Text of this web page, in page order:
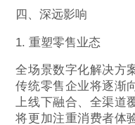
四、深远影响
1. 重塑零售业态
全场景数字化解决方
传统零售企业将逐渐
上线下融合、全渠道
将更加注重消费者体